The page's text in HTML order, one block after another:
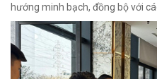
hướng minh bạch, đồng bộ với